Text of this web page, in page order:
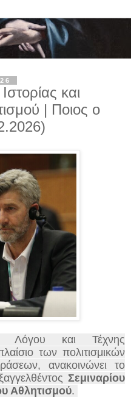
και
| Ποιος ο
Λόγου και Τέχνης
των πολιτισμικών
ανακοινώνει το
Σεμιναρίου
Αθλητισμού.